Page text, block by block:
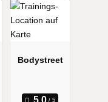
Bodystreet